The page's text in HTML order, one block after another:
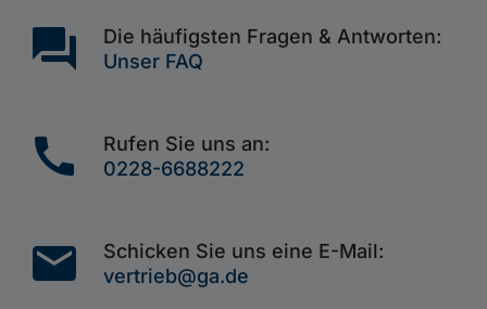
question_answer
Die häufigsten Fragen & Antworten:
Unser FAQ
call
Rufen Sie uns an:
0228-6688222
mail
Schicken Sie uns eine E-Mail:
vertrieb@ga.de